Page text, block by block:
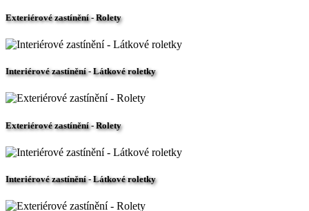
Exteriérové zastínění - Rolety
Interiérové zastínění - Látkové roletky
Exteriérové zastínění - Rolety
Interiérové zastínění - Látkové roletky